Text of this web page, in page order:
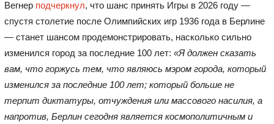
Вегнер подчеркнул, что шанс принять Игры в 2026 году —
спустя столетие после Олимпийских игр 1936 года в Берлине
— станет шансом продемонстрировать, насколько сильно
изменился город за последние 100 лет: «Я должен сказать
вам, что горжусь тем, что являюсь мэром города, который
изменился за последние 100 лет; который больше не
терпит диктатуры, отчуждения или массового насилия, а
напротив, Берлин сегодня является космополитичным и